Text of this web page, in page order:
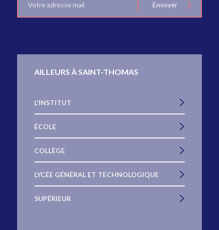
mail
Envoyer
AILLEURS À SAINT-THOMAS
L'INSTITUT
ÉCOLE
COLLÈGE
LYCÉE GÉNÉRAL ET TECHNOLOGIQUE
SUPÉRIEUR